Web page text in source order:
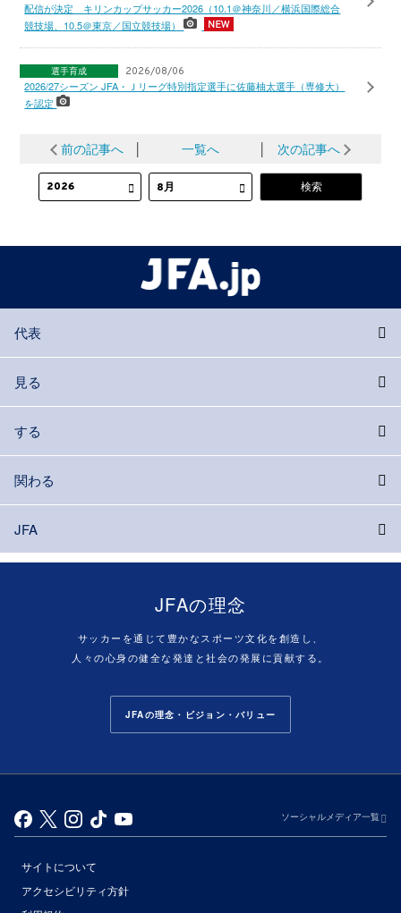
配信が決定 キリンカップサッカー2026（10.1＠神奈川／横浜国際総合
競技場、10.5＠東京／国立競技場）
選手育成 2026/08/06
2026/27シーズン JFA・Ｊリーグ特別指定選手に佐藤柚太選手（専修大）
を認定
前の記事へ 一覧へ 次の記事へ
代表
見る
する
関わる
JFA
JFAの理念
サッカーを通じて豊かなスポーツ文化を創造し、
人々の心身の健全な発達と社会の発展に貢献する。
JFAの理念・ビジョン・バリュー
ソーシャルメディア一覧
サイトについて
アクセシビリティ方針